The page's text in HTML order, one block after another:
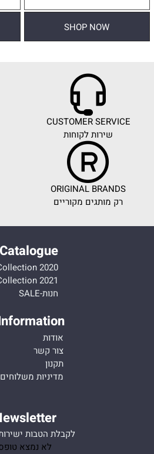
SHOP NOW
CUSTOMER SERVICE
שירות לקוחות
ORIGINAL BRANDS
רק מותגים מקוריים
Catalogue
2020
2021
חנות-SALE
אודות
צור קשר
תקנון
מדיניות משלוחים
לקבלת הטבות
לא נמצא